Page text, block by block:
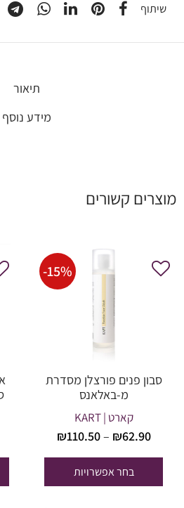
שיתוף
תיאור
מידע נוסף
מוצרים קשורים
-15%
סבון פנים פורצלן מסדרת
מ-באלאנס
קארט | KART
₪62.90
–
₪110.50
⁦₪110.50⁩
בחר אפשרויות